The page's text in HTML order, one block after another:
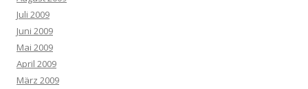
Juli 2009
Juni 2009
Mai 2009
April 2009
März 2009